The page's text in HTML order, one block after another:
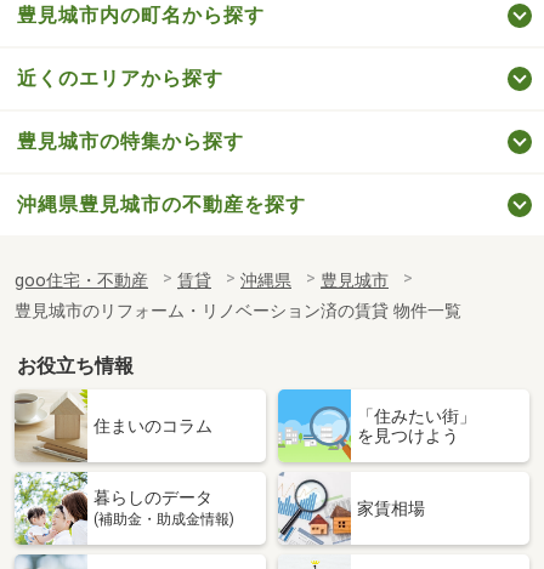
豊見城市内の町名から探す
近くのエリアから探す
豊見城市の特集から探す
沖縄県豊見城市の不動産を探す
goo住宅・不動産 賃貸 沖縄県
豊見城市
豊見城市のリフォーム・リノベーション済の賃貸 物件一覧
お役立ち情報
住まいのコラム
「住みたい街」
を見つけよう
暮らしのデータ
(補助金・助成金情報)
家賃相場